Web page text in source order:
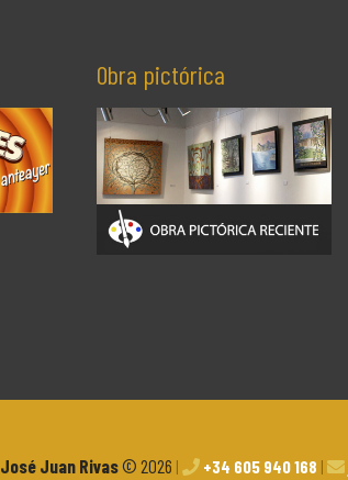
Obra pictórica
José Juan Rivas© 2026 | +34 605 940 168 |